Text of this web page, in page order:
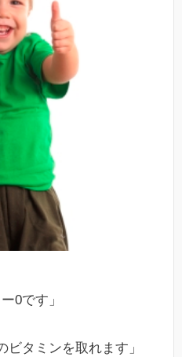
0です」
ビタミンを取れます」